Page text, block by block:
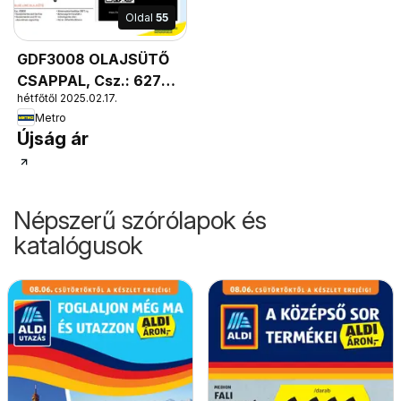
Oldal 55
GDF3008 OLAJSÜTŐ
CSAPPAL, Csz.: 62793
• 8 literes •
Szabályozható
termosztát 0-190°C •
Rozsdamentes acél
260x470x390 mm
hétfőtől 2025.02.17.
Metro
Újság ár
Népszerű szórólapok és
katalógusok